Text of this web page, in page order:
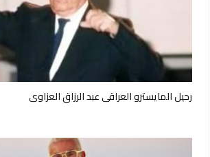
رحيل المايسترو العراقي عبد الرزاق العزاوي